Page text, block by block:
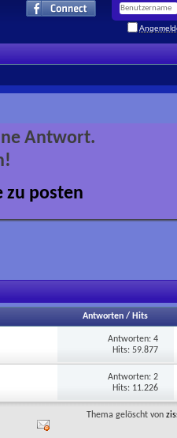
Antwort.
zu posten
Antworten/ Hits
Antworten:4
Hits: 59.877
Antworten:2
Hits: 11.226
Thema gelöscht von